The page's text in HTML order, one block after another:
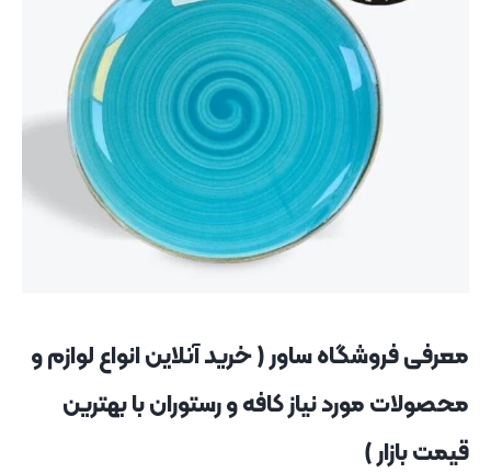
معرفی فروشگاه ساور ( خرید آنلاین انواع لوازم و
محصولات مورد نیاز کافه و رستوران با بهترین
قیمت بازار )